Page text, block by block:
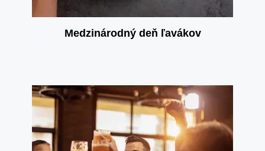
Medzinárodný deň ľavákov